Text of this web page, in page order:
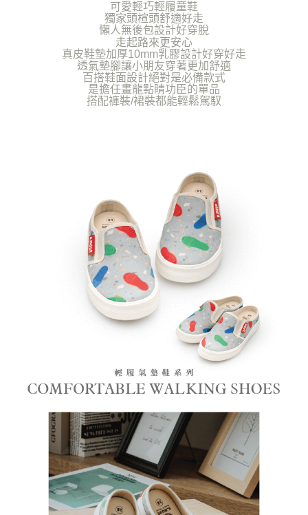
可愛輕巧輕履童鞋
獨家頭楦頭舒適好走
懶人無後包設計好穿脫
走起路來更安心
真皮鞋墊加厚10mm乳膠設計好穿好走
透氣墊腳讓小朋友穿著更加舒適
百搭鞋面設計絕對是必備款式
是擔任畫龍點睛功臣的單品
搭配褲裝/裙裝都能輕鬆駕馭